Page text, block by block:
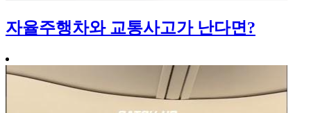
자율주행차와 교통사고가 난다면?